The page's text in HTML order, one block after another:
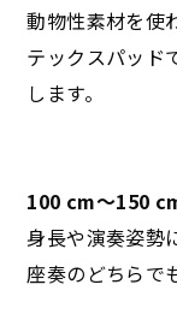
動物性素材を使
テックスパッド
します。
100 cm〜150
身長や演奏姿勢
座奏のどちらで